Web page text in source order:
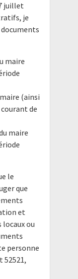
juillet
je
maire
(ainsi
de
maire
le
que
et
ou
personne
52521,